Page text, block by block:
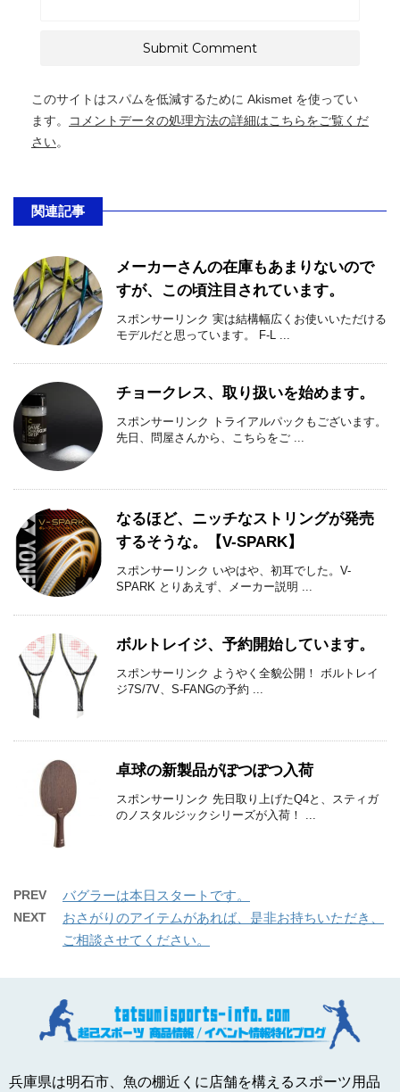
このサイトはスパムを低減するために Akismet を使ってい
ます。
コメントデータの処理方法の詳細はこちらをご覧くだ
さい。
関連記事
メーカーさんの在庫もあまりないので
すが、この頃注目されています。
スポンサーリンク 実は結構幅広くお使いいただける
モデルだと思っています。 F-L ...
チョークレス、取り扱いを始めます。
スポンサーリンク トライアルパックもございます。
先日、問屋さんから、こちらをご ...
なるほど、ニッチなストリングが発売
するそうな。【V-SPARK】
スポンサーリンク いやはや、初耳でした。V-
SPARK とりあえず、メーカー説明 ...
ボルトレイジ、予約開始しています。
スポンサーリンク ようやく全貌公開！ ボルトレイ
ジ7S/7V、S-FANGの予約 ...
卓球の新製品がぽつぽつ入荷
スポンサーリンク 先日取り上げたQ4と、スティガ
のノスタルジックシリーズが入荷！ ...
PREV バグラーは本日スタートです。
NEXT
おさがりのアイテムがあれば、是非お持ちいただき、
ご相談させてください。
兵庫県は明石市、魚の棚近くに店舗を構えるスポーツ用品